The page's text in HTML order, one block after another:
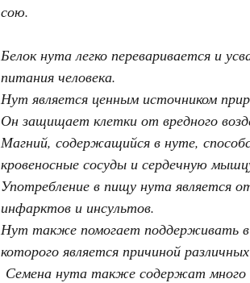
сою.
Белок нута легко переваривается и
питания человека.
Нут является ценным источником
Он защищает клетки от вредного
Магний, содержащийся в нуте,
кровеносные сосуды и сердечную
Употребление в пищу нута является
инфарктов и инсультов.
Нут также помогает поддерживать в
которого является причиной
Семена нута также содержат много